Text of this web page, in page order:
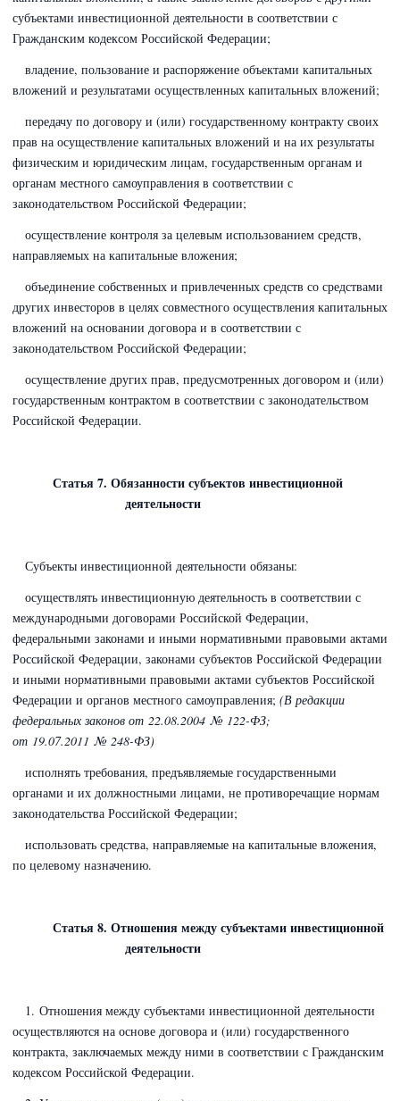
субъектами инвестиционной деятельности в соответствии с
Гражданским кодексом Российской Федерации;
владение, пользование и распоряжение объектами капитальных
вложений и результатами осуществленных капитальных вложений;
передачу по договору и (или) государственному контракту своих
прав на осуществление капитальных вложений и на их результаты
физическим и юридическим лицам, государственным органам и
органам местного самоуправления в соответствии с
законодательством Российской Федерации;
осуществление контроля за целевым использованием средств,
направляемых на капитальные вложения;
объединение собственных и привлеченных средств со средствами
других инвесторов в целях совместного осуществления капитальных
вложений на основании договора и в соответствии с
законодательством Российской Федерации;
осуществление других прав, предусмотренных договором и (или)
государственным контрактом в соответствии с законодательством
Российской Федерации.
Статья 7. Обязанности субъектов инвестиционной
деятельности
Субъекты инвестиционной деятельности обязаны:
осуществлять инвестиционную деятельность в соответствии с
международными договорами Российской Федерации,
федеральными законами и иными нормативными правовыми актами
Российской Федерации, законами субъектов Российской Федерации
и иными нормативными правовыми актами субъектов Российской
Федерации и органов местного самоуправления; (В редакции
федеральных законов от 22.08.2004 № 122-ФЗ;
от 19.07.2011 № 248-ФЗ)
исполнять требования, предъявляемые государственными
органами и их должностными лицами, не противоречащие нормам
законодательства Российской Федерации;
использовать средства, направляемые на капитальные вложения,
по целевому назначению.
Статья 8. Отношения между субъектами инвестиционной
деятельности
1. Отношения между субъектами инвестиционной деятельности
осуществляются на основе договора и (или) государственного
контракта, заключаемых между ними в соответствии с Гражданским
кодексом Российской Федерации.